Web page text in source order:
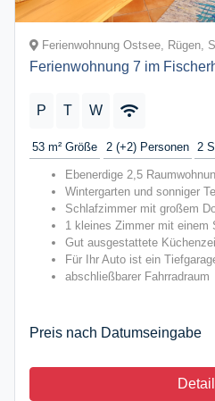
Ferienwohnung Ostsee, Rügen,
Ferienwohnung 7 im
P T W
53 m² Größe 2 (+2) Personen 2
Ebenerdige 2,5
Wintergarten und sonniger
Schlafzimmer mit großem
1 kleines Zimmer mit einem
Gut ausgestattete
Für Ihr Auto ist ein
abschließbarer Fahrradraum
Preis nach Datumseingabe